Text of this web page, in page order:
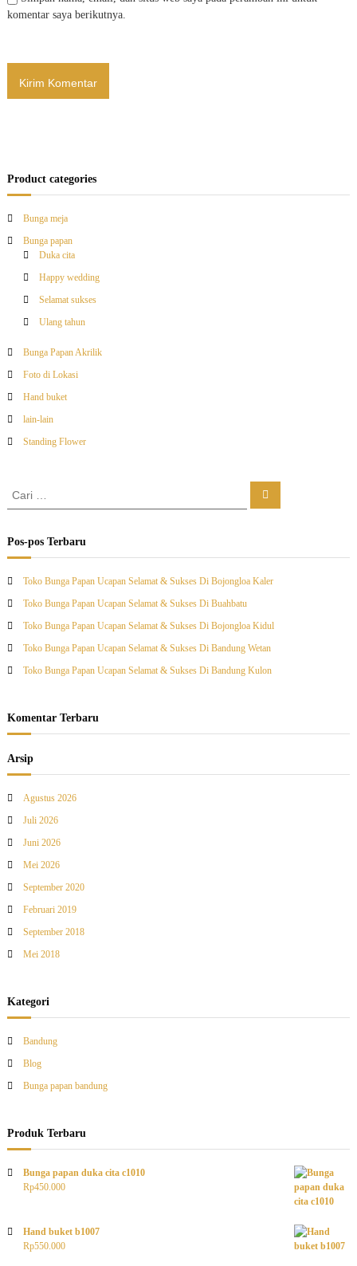
komentar saya berikutnya.
Product categories
Bunga meja
Bunga papan
Duka cita
Happy wedding
Selamat sukses
Ulang tahun
Bunga Papan Akrilik
Foto di Lokasi
Hand buket
lain-lain
Standing Flower
i
:
C
Pos-pos Terbaru
Toko Bunga Papan Ucapan Selamat & Sukses Di Bojongloa Kaler
Toko Bunga Papan Ucapan Selamat & Sukses Di Buahbatu
Toko Bunga Papan Ucapan Selamat & Sukses Di Bojongloa Kidul
Toko Bunga Papan Ucapan Selamat & Sukses Di Bandung Wetan
Toko Bunga Papan Ucapan Selamat & Sukses Di Bandung Kulon
Komentar Terbaru
Arsip
Agustus 2026
Juli 2026
Juni 2026
Mei 2026
September 2020
Februari 2019
September 2018
Mei 2018
Kategori
Bandung
Blog
Bunga papan bandung
Produk Terbaru
Bunga papan duka cita c1010
Rp450.000
Hand buket b1007
Rp550.000